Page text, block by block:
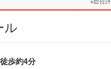
ル
徒歩約4分